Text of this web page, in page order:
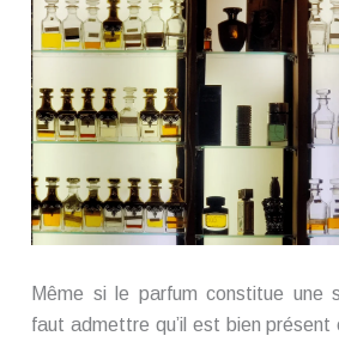
Même si le parfum constitue une
faut admettre qu’il est bien présent